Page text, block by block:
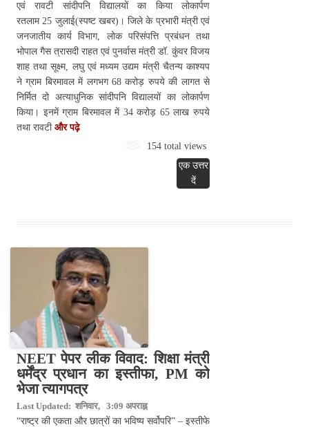
एवं रावटी सांदीपनि विद्यालयों का किया लोकार्पण
रतलाम 25 जुलाई(स्पष्ट खबर)। जिले के प्रभारी मंत्री एवं
जनजातीय कार्य विभाग, लोक परिसंपत्ति प्रबंधन तथा
भोपाल गैस त्रासदी राहत एवं पुनर्वास मंत्री डॉ. कुंवर विजय
शाह तथा सूक्ष्म, लघु एवं मध्यम उद्यम मंत्री चैतन्य काश्यप
ने ग्राम बिरमावल में लगभग 68 करोड़ रुपये की लागत से
निर्मित दो अत्याधुनिक सांदीपनि विद्यालयों का लोकार्पण
किया। इनमें ग्राम बिरमावल में 34 करोड़ 65 लाख रुपये
तथा रावटी और पढ़े
154 total views
एक उत्तर
दें
NEET पेपर लीक विवाद: शिक्षा मंत्री
धर्मेंद्र प्रधान का इस्तीफा, PM को
भेजा त्यागपत्र
Last Updated: शनिवार, 3:09 अपराह्न
“राष्ट्र की एकता और छात्रों का भविष्य सर्वोपरि” – इस्तीफे